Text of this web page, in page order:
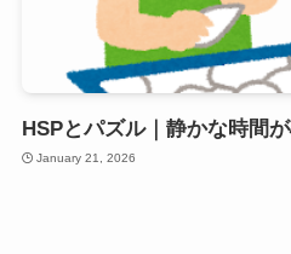
HSPとパズル｜静かな時間
January 21, 2026